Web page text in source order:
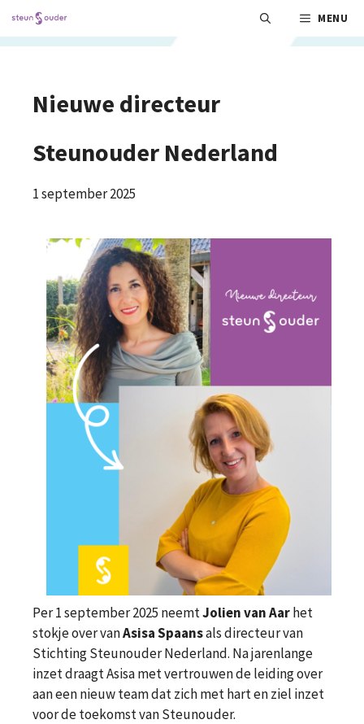
de
MENU
Nieuwe directeur
Steunouder Nederland
1 september 2025
Per 1 september 2025 neemtJolien van Aarhet
stokje over vanAsisa Spaansals directeur van
Stichting Steunouder Nederland. Na jarenlange
inzet draagt Asisa met vertrouwen de leiding over
aan een nieuw team dat zich met hart en ziel inzet
voor de toekomst van Steunouder.